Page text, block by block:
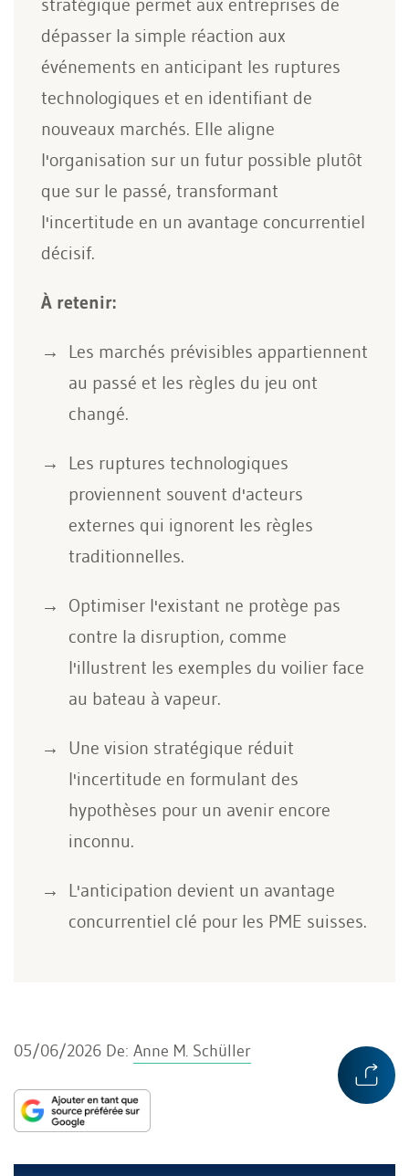
stratégique permet aux entreprises de
dépasser la simple réaction aux
événements en anticipant les ruptures
technologiques et en identifiant de
nouveaux marchés. Elle aligne
l'organisation sur un futur possible plutôt
que sur le passé, transformant
l'incertitude en un avantage concurrentiel
décisif.
À retenir:
Les marchés prévisibles appartiennent
au passé et les règles du jeu ont
changé.
Les ruptures technologiques
proviennent souvent d'acteurs
externes qui ignorent les règles
traditionnelles.
Optimiser l'existant ne protège pas
contre la disruption, comme
l'illustrent les exemples du voilier face
au bateau à vapeur.
Une vision stratégique réduit
l'incertitude en formulant des
hypothèses pour un avenir encore
inconnu.
L'anticipation devient un avantage
concurrentiel clé pour les PME suisses.
05/06/2026 De: Anne M. Schüller